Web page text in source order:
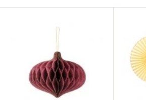
personale står klar til at præsentere
give dig personlig rådgivning og
særlige dag. Lad os være din
perfekte atmosfære til en